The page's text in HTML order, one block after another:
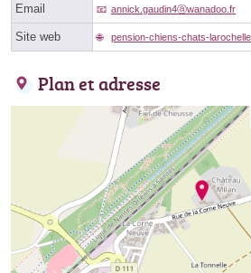
Email annick.gaudin4ⓐwanadoo.fr
Site web pension-chiens-chats-
Plan et adresse